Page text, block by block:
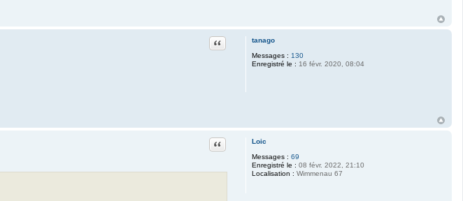
tanago
Messages : 130
Enregistré le : 16 févr. 2020, 08:04
Citation
Loic
Messages : 69
Enregistré le : 08 févr. 2022, 21:10
Localisation : Wimmenau 67
Citation